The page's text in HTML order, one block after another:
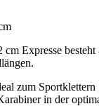
Expresse
zum
in der